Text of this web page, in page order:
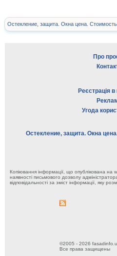
Остекление, защита. Окна цена.
Про
Реєстрація в
Угода
Остекление, защита. Окна
Копіювання інформації, що опублікована
наявності письмового дозволу
відповідальності за зміст інформації, яку
©2005 - 2026
Все права защищены